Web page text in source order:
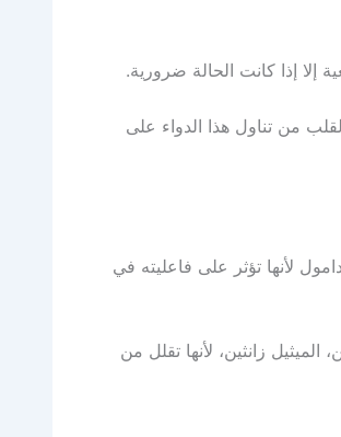
من تناول هذا الدواء على
لأنها تؤثر على فاعليته في
الميثيل زانثين، لأنها تقلل من